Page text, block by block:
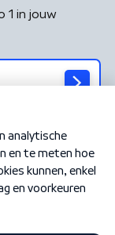
1 in jouw